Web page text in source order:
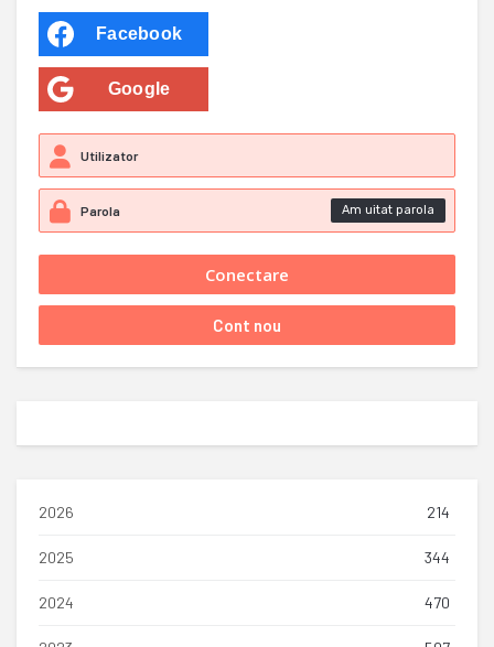
Facebook
Google
Am uitat parola
2026 214
2025 344
2024 470